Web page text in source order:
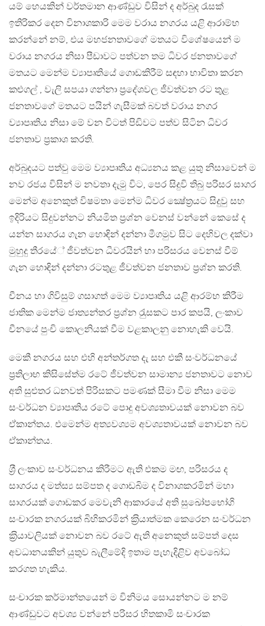
යම් හෙයකින් වර්තමාන ආණ්ඩුව විසින් ද අර්බුද රැසක්
ඉතිරිකර දෙන විනාශකාරි මෙම වරාය නගරය යළි ආරාම්භ
කරන්නේ නම්, එය මහජනතාවගේ මතයට විශේෂයෙන් ම
වරාය නගරය නිසා පීඩාවට පත්වන තම ධිවර ජනතාවගේ
මතයට මෙන්ම ව්‍යාපෘතියේ ගොඩකිරීම් සඳහා භාවිතා කරන
කළුගල් , වැලි සපයා ගන්නා ප‍්‍රදේශවල ජීවත්වන රට තුළ
ජනතාවගේ මතයට පයින් ගැසීමක් බවත් වරාය නගර
ව්‍යාපෘතිය නිසා මේ වන විටත් පිඩිවට පත්ව සිටින ධිවර
ජනතාව ප‍්‍රකාශ කරති.
අර්බුදයට පත්වු මෙම ව්‍යාපෘතිය අධ්‍යනය කළ යුතු නිසාවෙන් ම
නව රජය විසින් ම නවතා දැමු විට, පෙර සිදුවි තිබු පරිසර සාගර
මෙන්ම අනෙකුත් විෂමතා මෙන්ම ධිවර ක්‍ෂේත‍්‍රයට සිදුවු සහ
ඉදිරියට සිදුවන්නට නියමිත ප‍්‍රශ්න වෙනස් වන්නේ කෙසේ ද
යන්න සාගරය ගැන හොඳින් දන්නා මීගමුව සිට දෙහිවල දක්වා
මුහුදු තීරයේ් ජීවත්වන ධීවරයින් හා පරිසරය වෙනස් වීම්
ගැන හොඳින් දන්නා රටතුළ ජීවත්වන ජනතාව ප‍්‍රශ්න කරති.
චීනය හා ගිවිසුම් ගසාගත් මෙම ව්‍යාපෘතිය යළි ආරම්භ කිරීම
ජාතික මෙන්ම ජාත්‍යන්තර ප‍්‍රශ්න රැුසකට පාර කපයි, ලංකාව
චීනයේ පුංචි කොලනියක් වීම වළකාලනු නොහැකි වෙයි.
මෙකී නගරය සහ එහි අන්තර්ගත දැ සහ එකී සංවර්ධනයේ
ප‍්‍රතිලාභ කිසිසේත්ම රටේ ජීවත්වන සාමාන්‍ය ජනතාවට නොව
අති සුළුතර ධනවත් පිරිසකට පමණක් සීමා වීම නිසා මෙම
සංවර්ධන ව්‍යාපෘතිය රටේ පොදු අවශ්‍යතාවයක් නොවන බව
ඒකාන්තය. එමෙන්ම අත්‍යවශ්‍යම අවශ්‍යතාවයක් නොවන බව
ඒකාන්තය.
ශ‍්‍රී ලංකාව සංවර්ධනය කිරීමට ඇති එකම මඟ, පරිසරය ද
සාගරය ද මත්ස්‍ය සම්පත ද ගොඩබිම ද විනාශකරමින් මහා
සාගරයක් ගොඩකර මෙවැනි ආකාරයේ අති සුඛෝපභෝගි
සංචාරක නගරයක් බිහිකරමින් ක‍්‍රියාත්මක කෙරෙන සංවර්ධන
ක‍්‍රියාවලියක් නොවන බව රටේ ඇති අනෙකුත් සම්පත් දෙස
අවධානයකින් යුතුව බැලීමේදි ඉතාම පැහැදිළිව අවබෝධ
කරගත හැකිය.
සංචාරක කර්මාන්තයෙන් ම විනිමය සොයන්නට ම නම්
ආණ්ඩුවට අවශ්‍ය වන්නේ පරිසර හිතකාමි සංචාරක